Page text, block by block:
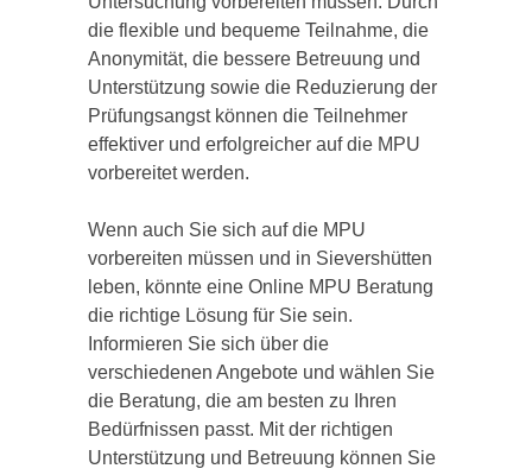
die flexible und bequeme Teilnahme, die
Anonymität, die bessere Betreuung und
Unterstützung sowie die Reduzierung der
Prüfungsangst können die Teilnehmer
effektiver und erfolgreicher auf die MPU
vorbereitet werden.
Wenn auch Sie sich auf die MPU
vorbereiten müssen und in Sievershütten
leben, könnte eine Online MPU Beratung
die richtige Lösung für Sie sein.
Informieren Sie sich über die
verschiedenen Angebote und wählen Sie
die Beratung, die am besten zu Ihren
Bedürfnissen passt. Mit der richtigen
Unterstützung und Betreuung können Sie